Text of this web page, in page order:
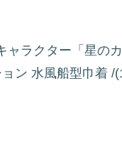
ラクター「星の
ン 水風船型巾着 /